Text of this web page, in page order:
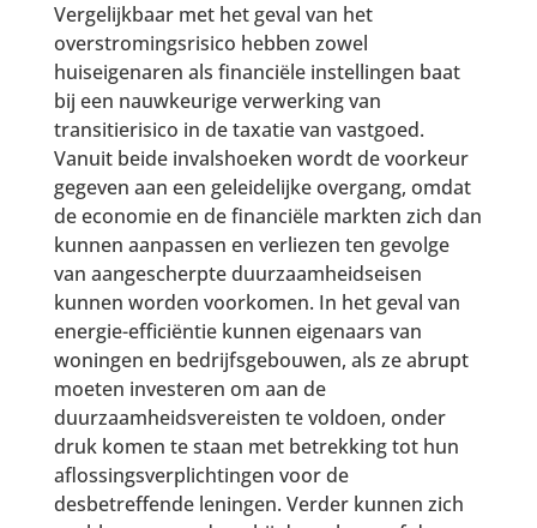
Vergelijkbaar met het geval van het
overstromingsrisico hebben zowel
huiseigenaren als financiële instellingen baat
bij een nauwkeurige verwerking van
transitierisico in de taxatie van vastgoed.
Vanuit beide invalshoeken wordt de voorkeur
gegeven aan een geleidelijke overgang, omdat
de economie en de financiële markten zich dan
kunnen aanpassen en verliezen ten gevolge
van aangescherpte duurzaamheidseisen
kunnen worden voorkomen. In het geval van
energie-efficiëntie kunnen eigenaars van
woningen en bedrijfsgebouwen, als ze abrupt
moeten investeren om aan de
duurzaamheidsvereisten te voldoen, onder
druk komen te staan met betrekking tot hun
aflossingsverplichtingen voor de
desbetreffende leningen. Verder kunnen zich